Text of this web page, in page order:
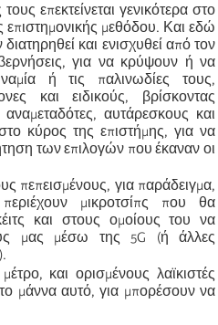
επεκτείνεται γενικότερα στο
επιστημονικής μεθόδου. Και εδώ
και ενισχυθεί από τον
για να κρύψουν ή να
ή τις παλινωδίες τους,
και ειδικούς, βρίσκοντας
αναμεταδότες, αυτάρεσκους και
κύρος της επιστήμης, για να
των επιλογών που έκαναν οι
πεπεισμένους, για παράδειγμα,
μικροτσίπς που θα
και στους ομοίους του να
μας μέσω της 5G (ή άλλες
και ορισμένους λαϊκιστές
μάννα αυτό, για μπορέσουν να